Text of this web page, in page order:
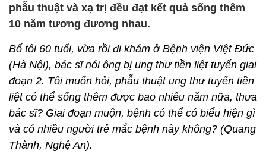
phẫu thuật và xạ trị đều đạt kết quả sống thêm
10 năm tương đương nhau.
Bố tôi 60 tuổi, vừa rồi đi khám ở Bệnh viện Việt Đức
(Hà Nội), bác sĩ nói ông bị ung thư tiền liệt tuyến giai
đoạn 2. Tôi muốn hỏi, phẫu thuật ung thư tuyến tiền
liệt có thể sống thêm được bao nhiêu năm nữa, thưa
bác sĩ? Giai đoạn muộn, bệnh có thể có biểu hiện gì
và có nhiều người trẻ mắc bệnh này không? (Quang
Thành, Nghệ An).